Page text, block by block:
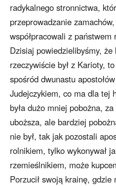
radykalnego stronnictwa,
przeprowadzanie
współpracowali z
Dzisiaj powiedzielibyśmy, że
rzeczywiście był z Karioty,
spośród dwunastu
Judejczykiem, co ma dla tej
była dużo mniej pobożna,
uboższa, ale bardziej
nie był, tak jak pozostali
rolnikiem, tylko wykonywał
rzemieślnikiem, może
Porzucił swoją krainę, gdzie